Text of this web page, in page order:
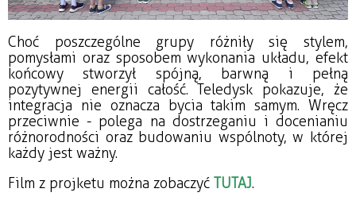
Choć poszczególne grupy różniły się stylem,
pomysłami oraz sposobem wykonania układu, efekt
końcowy stworzył spójną, barwną i pełną
pozytywnej energii całość. Teledysk pokazuje, że
integracja nie oznacza bycia takim samym. Wręcz
przeciwnie - polega na dostrzeganiu i docenianiu
różnorodności oraz budowaniu wspólnoty, w której
każdy jest ważny.
Film z projketu można zobaczyć TUTAJ.